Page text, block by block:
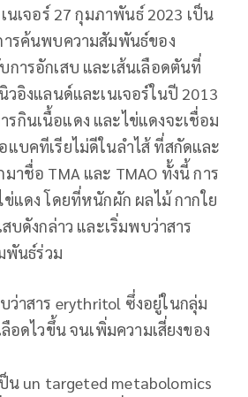
นเจอร์ 27 กุมภาพันธ์ 2023 เป็น
ารค้นพบความสัมพันธ์ของ
การอักเสบ และเส้นเลือดตันที่
วอิงแลนด์และเนเจอร์ในปี 2013
กินเนื้อแดง และไข่แดงจะเชื่อม
บคทีเรียไม่ดีในลำไส้ ที่สกัดและ
าชื่อ TMA และ TMAO ทั้งนี้ การ
แดง โดยที่หนักผัก ผลไม้ กากใย
บดังกล่าว และเริ่มพบว่าสาร
พันธ์ร่วม
ว่าสาร erythritol ซึ่งอยู่ในกลุ่ม
อดไวขึ้น จนเพิ่มความเสี่ยงของ
น un targeted metabolomics